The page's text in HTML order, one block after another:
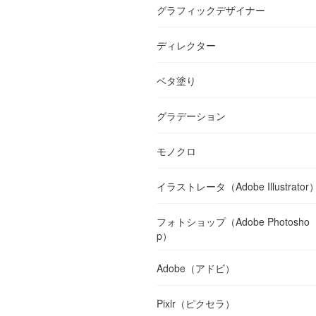
グラフィックデザイナー
ディレクター
ベタ塗り
グラデーション
モノクロ
イラストレータ（Adobe Illustrator
フォトショップ（Adobe Photosho
p）
Adobe（アドビ）
Pixlr（ピクセラ）